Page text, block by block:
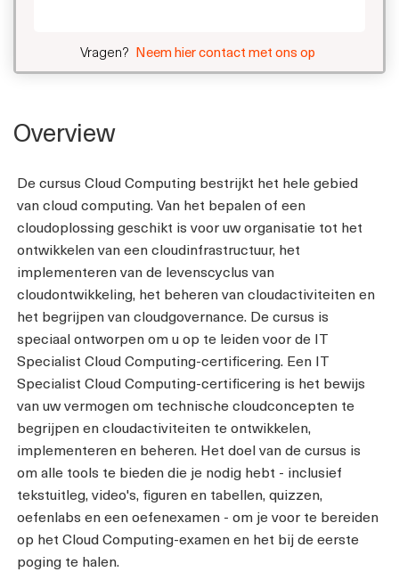
Overview
De cursus Cloud Computing bestrijkt het hele gebied
van cloud computing. Van het bepalen of een
cloudoplossing geschikt is voor uw organisatie tot het
ontwikkelen van een cloudinfrastructuur, het
implementeren van de levenscyclus van
cloudontwikkeling, het beheren van cloudactiviteiten en
het begrijpen van cloudgovernance. De cursus is
speciaal ontworpen om u op te leiden voor de IT
Specialist Cloud Computing-certificering. Een IT
Specialist Cloud Computing-certificering is het bewijs
van uw vermogen om technische cloudconcepten te
begrijpen en cloudactiviteiten te ontwikkelen,
implementeren en beheren. Het doel van de cursus is
om alle tools te bieden die je nodig hebt - inclusief
tekstuitleg, video's, figuren en tabellen, quizzen,
oefenlabs en een oefenexamen - om je voor te bereiden
op het Cloud Computing-examen en het bij de eerste
poging te halen.
Vragen? Neem hier contact met ons op